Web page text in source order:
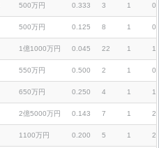
500万円 0.333 3 1 0
500万円 0.125 8 1 0
1億1000万円 0.045 22 1 1
550万円 0.500 2 1 0
650万円 0.250 4 1 1
2億5000万円 0.143 7 1 2
1100万円 0.200 5 1 2